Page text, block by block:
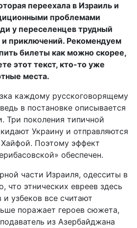
переехала в Израиль и
проблемами
у переселенцев трудный
приключений. Рекомендуем
билеты как можно скорее,
этот текст, кто-то уже
места.
каждому русскоговорящему
в постановке описывается
Три поколения типичной
Украину и отправляются
Поэтому эффект
обеспечен.
части Израиля, одесситы в
что этнических евреев здесь
узбеков все считают
поражает героев сюжета,
из Азербайджана